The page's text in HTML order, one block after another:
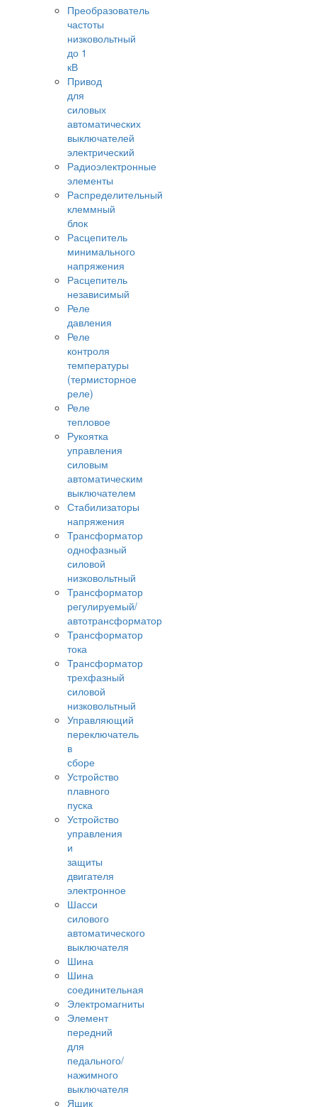
Преобразователь
частоты
низковольтный
до 1
кВ
Привод
для
силовых
автоматических
выключателей
электрический
Радиоэлектронные
элементы
Распределительный
клеммный
блок
Расцепитель
минимального
напряжения
Расцепитель
независимый
Реле
давления
Реле
контроля
температуры
(термисторное
реле)
Реле
тепловое
Рукоятка
управления
силовым
автоматическим
выключателем
Стабилизаторы
напряжения
Трансформатор
однофазный
силовой
низковольтный
Трансформатор
регулируемый/
автотрансформатор
Трансформатор
тока
Трансформатор
трехфазный
силовой
низковольтный
Управляющий
переключатель
в
сборе
Устройство
плавного
пуска
Устройство
управления
и
защиты
двигателя
электронное
Шасси
силового
автоматического
выключателя
Шина
Шина
соединительная
Электромагниты
Элемент
передний
для
педального/
нажимного
выключателя
Ящик